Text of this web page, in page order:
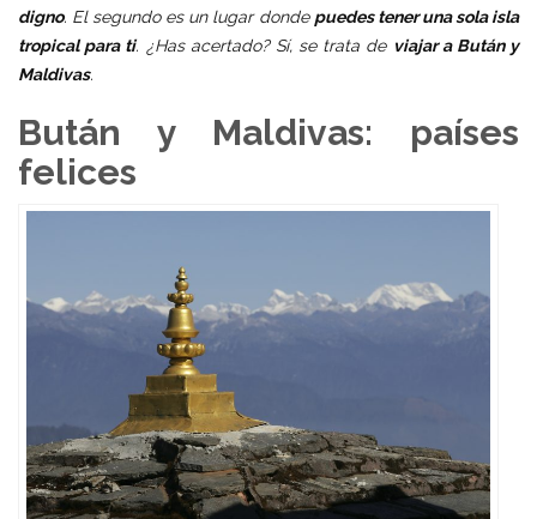
digno. El segundo es un lugar donde puedes tener una sola isla
tropical para ti. ¿Has acertado? Sí, se trata de viajar a Bután y
Maldivas.
Bután y Maldivas: países
felices